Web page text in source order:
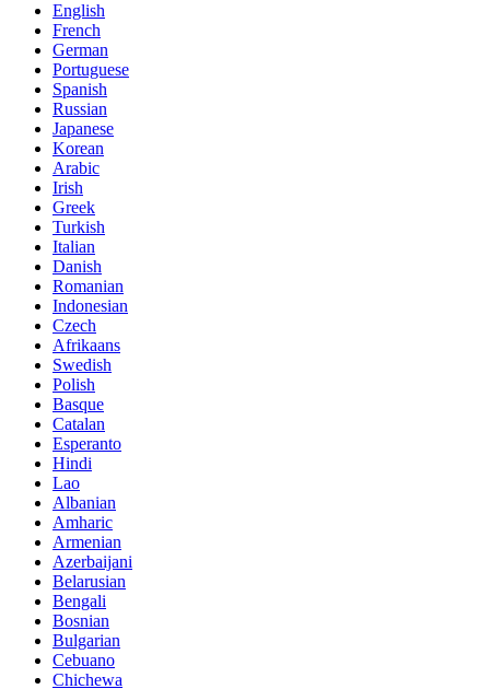
English
French
German
Portuguese
Spanish
Russian
Japanese
Korean
Arabic
Irish
Greek
Turkish
Italian
Danish
Romanian
Indonesian
Czech
Afrikaans
Swedish
Polish
Basque
Catalan
Esperanto
Hindi
Lao
Albanian
Amharic
Armenian
Azerbaijani
Belarusian
Bengali
Bosnian
Bulgarian
Cebuano
Chichewa